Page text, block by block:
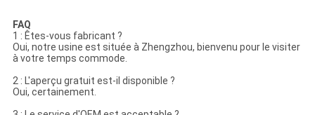
FAQ
1 : Êtes-vous fabricant ?
Oui, notre usine est située à Zhengzhou, bienvenu pour le visiter
à votre temps commode.
2 : L'aperçu gratuit est-il disponible ?
Oui, certainement.